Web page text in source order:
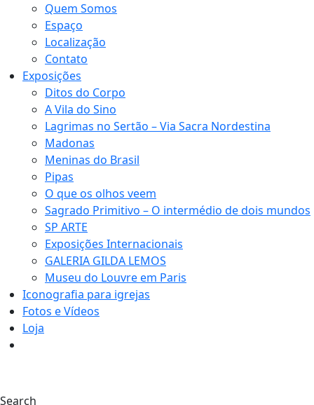
Quem Somos
Espaço
Localização
Contato
Exposições
Ditos do Corpo
A Vila do Sino
Lagrimas no Sertão – Via Sacra Nordestina
Madonas
Meninas do Brasil
Pipas
O que os olhos veem
Sagrado Primitivo – O intermédio de dois mundos
SP ARTE
Exposições Internacionais
GALERIA GILDA LEMOS
Museu do Louvre em Paris
Iconografia para igrejas
Fotos e Vídeos
Loja
Search